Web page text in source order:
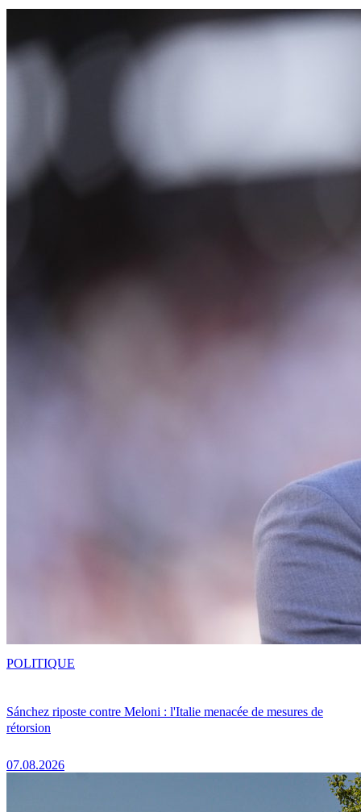
Sánchez riposte contre Meloni : l'Italie menacée de mesures de
rétorsion
07.08.2026
POLITIQUE